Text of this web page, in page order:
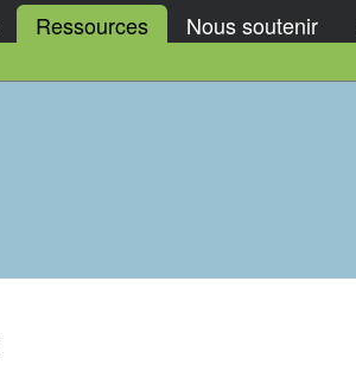
Ressources Nous soutenir